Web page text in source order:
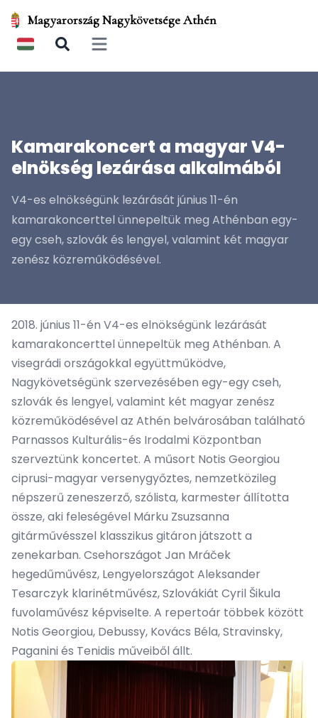
Magyarország Nagykövetsége Athén
Open main menu
Kamarakoncert a magyar V4-
elnökség lezárása alkalmából
V4-es elnökségünk lezárását június 11-én
kamarakoncerttel ünnepeltük meg Athénban egy-
egy cseh, szlovák és lengyel, valamint két magyar
zenész közreműködésével.
2018. június 11-én V4-es elnökségünk lezárását
kamarakoncerttel ünnepeltük meg Athénban. A
visegrádi országokkal együttműködve,
Nagykövetségünk szervezésében egy-egy cseh,
szlovák és lengyel, valamint két magyar zenész
közreműködésével az Athén belvárosában található
Parnassos Kulturális-és Irodalmi Központban
szerveztünk koncertet. A műsort Notis Georgiou
ciprusi-magyar versenygyőztes, nemzetközileg
népszerű zeneszerző, szólista, karmester állította
össze, aki feleségével Márku Zsuzsanna
gitárművésszel klasszikus gitáron játszott a
zenekarban. Csehországot Jan Mráček
hegedűművész, Lengyelországot Aleksander
Tesarczyk klarinétművész, Szlovákiát Cyril Šikula
fuvolaművész képviselte. A repertoár többek között
Notis Georgiou, Debussy, Kovács Béla, Stravinsky,
Paganini és Tenidis műveiből állt.